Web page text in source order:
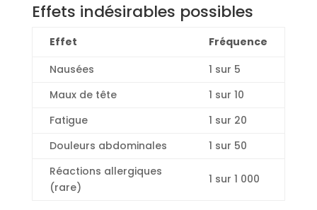
Effets indésirables possibles
Effet
Fréquence
Nausées
1 sur 5
Maux de tête
1 sur 10
Fatigue
1 sur 20
Douleurs abdominales
1 sur 50
Réactions allergiques
(rare)
1 sur 1 000